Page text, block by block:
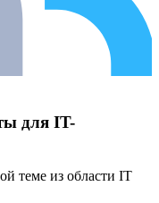
для IT-
теме из области IT